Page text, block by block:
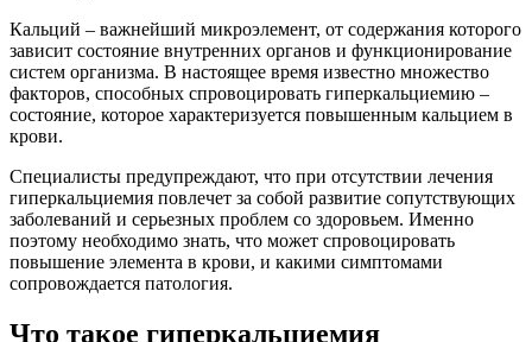
Кальций – важнейший микроэлемент, от содержания которого
зависит состояние внутренних органов и функционирование
систем организма. В настоящее время известно множество
факторов, способных спровоцировать гиперкальциемию –
состояние, которое характеризуется повышенным кальцием в
крови.
Специалисты предупреждают, что при отсутствии лечения
гиперкальциемия повлечет за собой развитие сопутствующих
заболеваний и серьезных проблем со здоровьем. Именно
поэтому необходимо знать, что может спровоцировать
повышение элемента в крови, и какими симптомами
сопровождается патология.
Что такое гиперкальциемия